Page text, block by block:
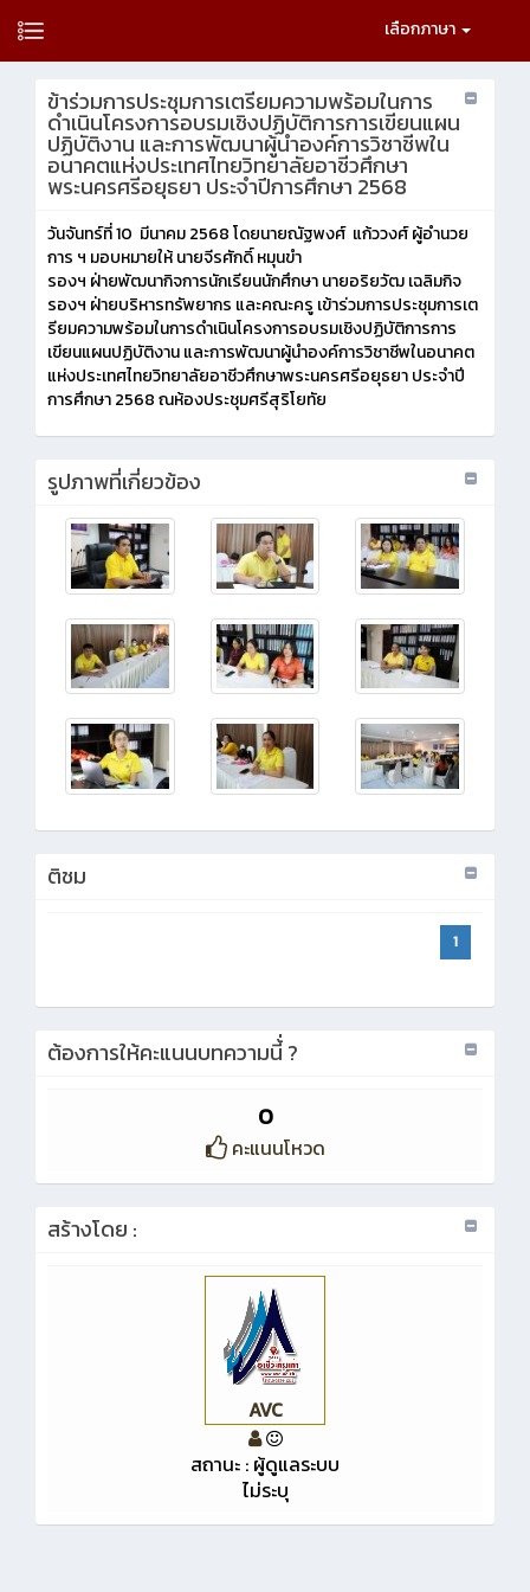
เลือกภาษา
ข้าร่วมการประชุมการเตรียมความพร้อมในการ
ดำเนินโครงการอบรมเชิงปฏิบัติการการเขียนแผน
ปฏิบัติงาน และการพัฒนาผู้นำองค์การวิชาชีพใน
อนาคตแห่งประเทศไทยวิทยาลัยอาชีวศึกษา
พระนครศรีอยุธยา ประจำปีการศึกษา 2568
วันจันทร์ที่ 10 มีนาคม 2568 โดยนายณัฐพงศ์ แก้ววงศ์ ผู้อำนวย
การ ฯ มอบหมายให้ นายจีรศักดิ์ หมุนขำ
รองฯ ฝ่ายพัฒนากิจการนักเรียนนักศึกษา นายอริยวัฒ เฉลิมกิจ
รองฯ ฝ่ายบริหารทรัพยากร และคณะครู เข้าร่วมการประชุมการเต
รียมความพร้อมในการดำเนินโครงการอบรมเชิงปฏิบัติการการ
เขียนแผนปฏิบัติงาน และการพัฒนาผู้นำองค์การวิชาชีพในอนาคต
แห่งประเทศไทยวิทยาลัยอาชีวศึกษาพระนครศรีอยุธยา ประจำปี
การศึกษา 2568 ณห้องประชุมศรีสุริโยทัย
รูปภาพที่เกี่ยวข้อง
ติชม
1
ต้องการให้คะแนนบทความนี้่ ?
0
คะแนนโหวด
สร้างโดย :
AVC
สถานะ : ผู้ดูแลระบบ
ไม่ระบุ